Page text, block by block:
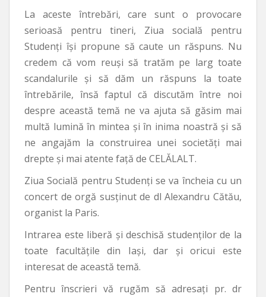
La aceste întrebări, care sunt o provocare
serioasă pentru tineri, Ziua socială pentru
Studenți își propune să caute un răspuns. Nu
credem că vom reuși să tratăm pe larg toate
scandalurile și să dăm un răspuns la toate
întrebările, însă faptul că discutăm între noi
despre această temă ne va ajuta să găsim mai
multă lumină în mintea și în inima noastră și să
ne angajăm la construirea unei societăți mai
drepte și mai atente față de CELĂLALT.
Ziua Socială pentru Studenți se va încheia cu un
concert de orgă susținut de dl Alexandru Cătău,
organist la Paris.
Intrarea este liberă și deschisă studenților de la
toate facultățile din Iași, dar și oricui este
interesat de această temă.
Pentru înscrieri vă rugăm să adresați pr. dr